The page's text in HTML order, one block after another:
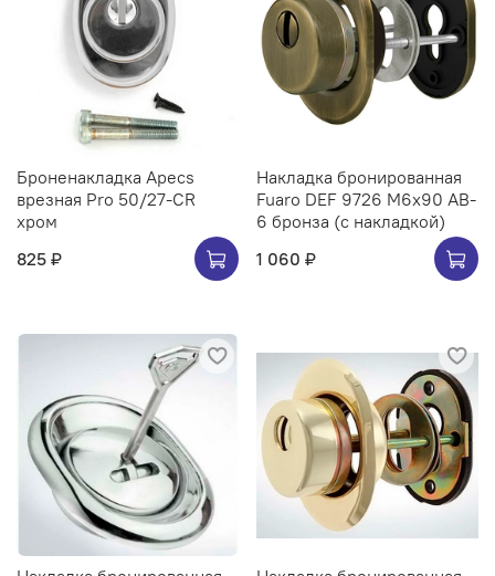
Броненакладка Apecs
врезная Pro 50/27-CR
хром
825 ₽
Накладка бронированная
Fuaro DEF 9726 M6x90 AB-
6 бронза (с накладкой)
1 060 ₽